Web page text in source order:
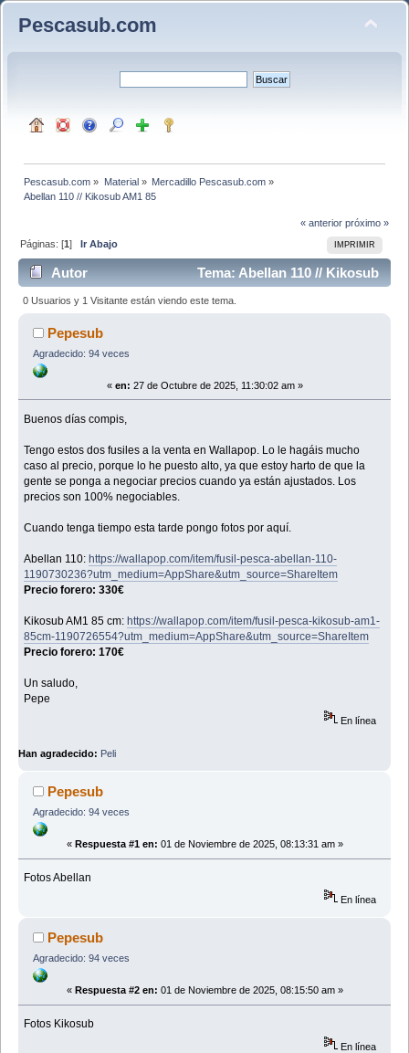
Pescasub.com
Pescasub.com » Material» Mercadillo Pescasub.com»
Abellan 110 // Kikosub AM1 85
« anterior próximo »
IMPRIMIR
Páginas: [1]Ir Abajo
Autor
Tema: Abellan 110 // Kikosub
AM1 85 (Leído 853 veces)
0 Usuarios y 1 Visitante están viendo este tema.
Pepesub
Agradecido: 94 veces
« en: 27 de Octubre de 2025, 11:30:02 am »
Buenos días compis,
Tengo estos dos fusiles a la venta en Wallapop. Lo le hagáis mucho
caso al precio, porque lo he puesto alto, ya que estoy harto de que la
gente se ponga a negociar precios cuando ya están ajustados. Los
precios son 100% negociables.
Cuando tenga tiempo esta tarde pongo fotos por aquí.
Abellan 110:https://wallapop.com/item/fusil-pesca-abellan-110-
1190730236?utm_medium=AppShare&utm_source=ShareItem
Precio forero: 330€
Kikosub AM1 85 cm:https://wallapop.com/item/fusil-pesca-kikosub-am1-
85cm-1190726554?utm_medium=AppShare&utm_source=ShareItem
Precio forero: 170€
Un saludo,
Pepe
En línea
Han agradecido: Peli
Pepesub
Agradecido: 94 veces
« Respuesta #1 en: 01 de Noviembre de 2025, 08:13:31 am »
Fotos Abellan
En línea
Pepesub
Agradecido: 94 veces
« Respuesta #2 en: 01 de Noviembre de 2025, 08:15:50 am »
Fotos Kikosub
En línea